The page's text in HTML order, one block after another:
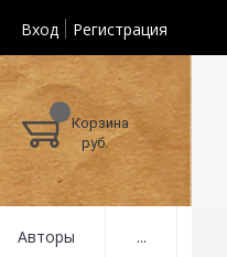
Вход Регистрация
Корзина
руб.
Авторы ...